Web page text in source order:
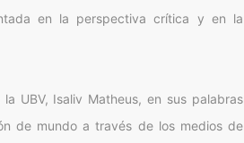
en la perspectiva crítica y en la
UBV, Isaliv Matheus, en sus palabras
de mundo a través de los medios de